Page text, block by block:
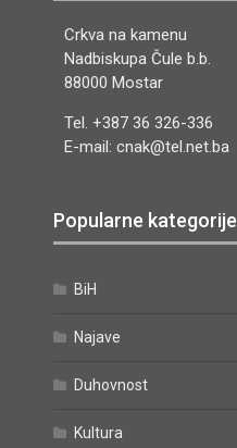
Crkva na kamenu
Nadbiskupa Čule b.b.
88000 Mostar
Tel. +387 36 326-336
E-mail: cnak@tel.net.ba
Popularne kategorije
BiH
Najave
Duhovnost
Kultura